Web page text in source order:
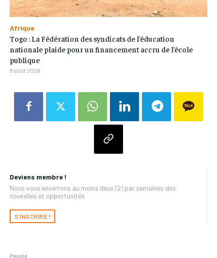
Deviens membre !
Nous vous enverrons au moins deux (2) par semaines des
nouvelles et opportunités
S'INSCRIRE !
People
Afrique
Togo : La Fédération des syndicats de l’éducation
nationale plaide pour un financement accru de l’école
publique
8 août 2026